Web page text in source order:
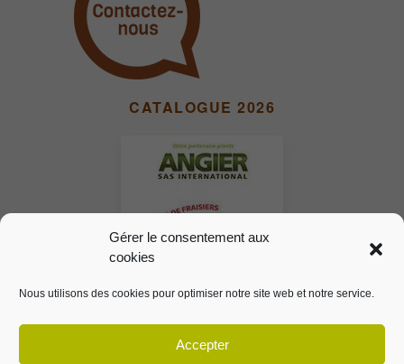
Gérer le consentement aux
cookies
Nous utilisons des cookies pour optimiser notre site web et notre service.
Accepter
CATALOGUE 2026